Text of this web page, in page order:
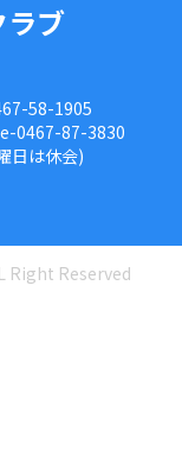
ブ
58-1905
0467-87-3830
日は休会)
Right Reserved